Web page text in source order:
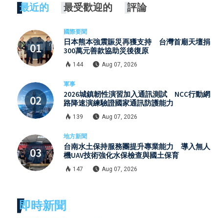
最近的 最受歡迎的 評論
國際要聞
日本熊本強震賑災再獲支持 台灣首廟天壇捐
300萬元善款協助災後復原
144 Aug 07, 2026
軍事
2026城鎮韌性演習加入通訊測試 NCC行動網
路降速演練驗證國家通訊防護能力
139 Aug 07, 2026
地方新聞
台南水土保持服務團提升專業能力 導入無人
機UAV技術強化水保檢查與國土保育
147 Aug 07, 2026
即時新聞